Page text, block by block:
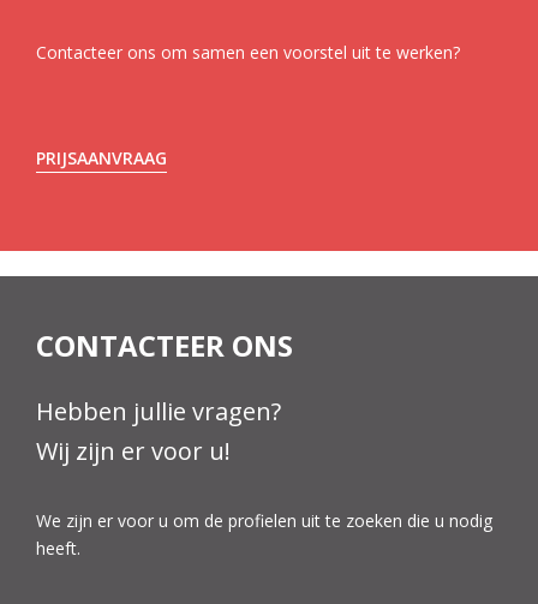
Contacteer ons om samen een voorstel uit te werken?
PRIJSAANVRAAG
CONTACTEER ONS
Hebben jullie vragen?
Wij zijn er voor u!
We zijn er voor u om de profielen uit te zoeken die u nodig
heeft.